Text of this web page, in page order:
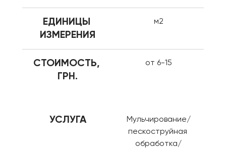
ЕДИНИЦЫ
ИЗМЕРЕНИЯ
м2
СТОИМОСТЬ,
ГРН.
от 6-15
УСЛУГА
Мульчирование/
пескоструйная
обработка/